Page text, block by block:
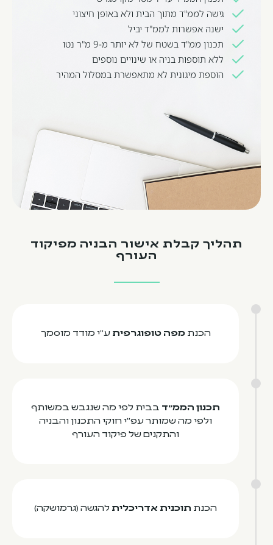
גישה לממ"ד מתוך הבית ולא באופן חיצוני
ישנה אפשרות לממ"ד יביל
תכנון ממ"ד בשטח של לא יותר מ-9 מ"ר נטו
ללא תוספות בניה או שינויים נוספים
הוספת מיגונית לא מתאפשרת במסלול המהיר
תהליך קבלת אישור הבניה מפיקוד
העורף
הכנתמפה טופוגרפית ע"י מודד מוסמך
תכנון הממ"ד בבית לפי מה שנגבש במשותף
ולפי מה שמותר עפ"י חוקי התכנון והבניה
והתקנים של פיקוד העורף
הכנת תוכנית אדריכלית להגשה (גרמושקה)